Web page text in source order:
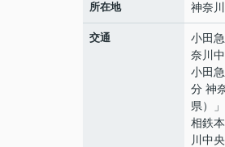
所在地 神奈
交通 小田
奈川
小田
分 神
県）
相鉄
川中